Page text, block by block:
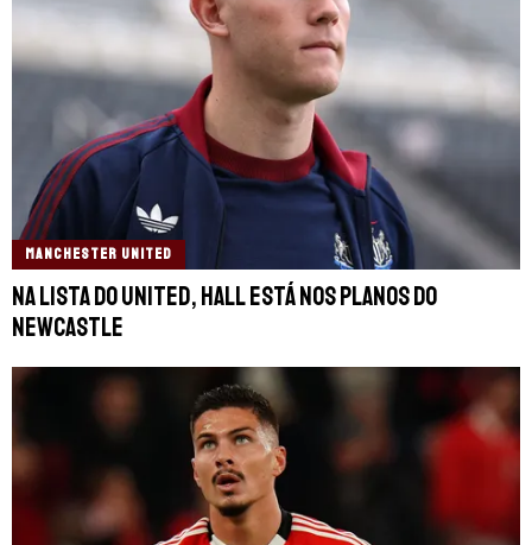
MANCHESTER UNITED
Na lista do United, Hall está nos planos do
Newcastle